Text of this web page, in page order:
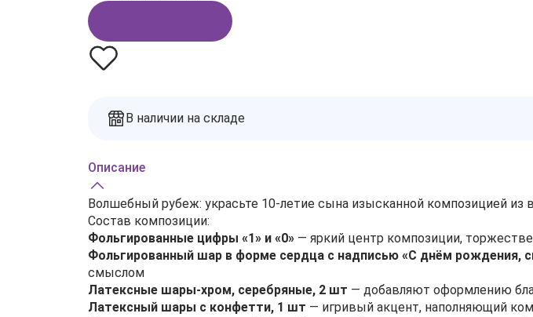
В наличии на складе
Описание
Волшебный рубеж: украсьте 10‑летие сына изысканной композицией
Состав композиции:
Фольгированные цифры «1» и «0» — яркий центр композиции,
Фольгированный шар в форме сердца с надписью «С днём рождения,
смыслом
Латексные шары-хром, серебряные, 2 шт — добавляют оформлению
Латексный шары с конфетти, 1 шт — игривый акцент, наполняющий